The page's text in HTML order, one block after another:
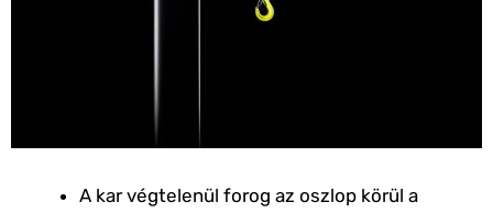
A kar végtelenül forog az oszlop körül a